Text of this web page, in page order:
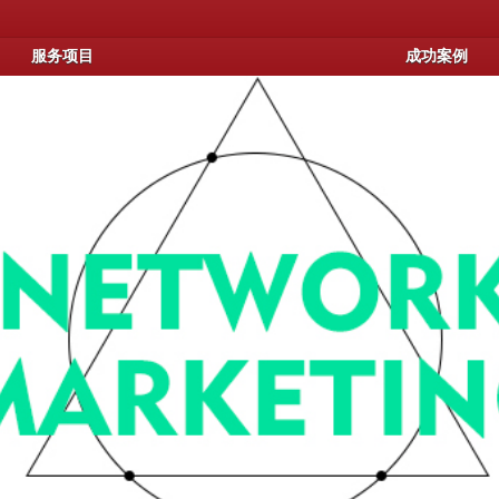
服务项目 成功案例